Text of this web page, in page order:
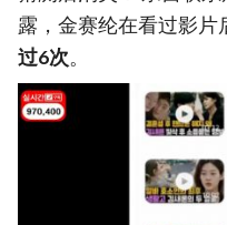
露，金赛纶在看过影片
过6次。